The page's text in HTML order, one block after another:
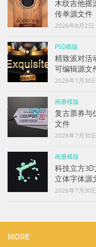
木纹吉他摇
传单源文件
2026年8月2日
PSD模版
精致派对活
可编辑源文
2026年7月30日
画册模版
复古票券与
文件
2026年7月30日
画册模版
科技立方
立体字体源
2026年7月30日
MORE